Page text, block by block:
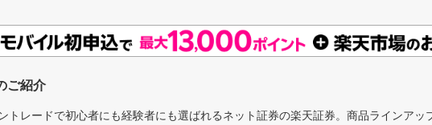
ご紹介
トレードで初心者にも経験者にも選ばれるネット証券の楽天証券。商品ラインア